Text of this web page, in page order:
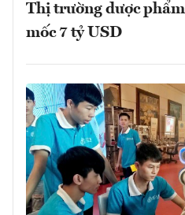
Thị trường dược
mốc 7 tỷ USD